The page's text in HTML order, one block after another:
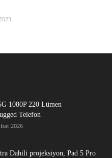
1080P 220 Lümen
Telefon
2026
Dahili projeksiyon, Pad 5 Pro